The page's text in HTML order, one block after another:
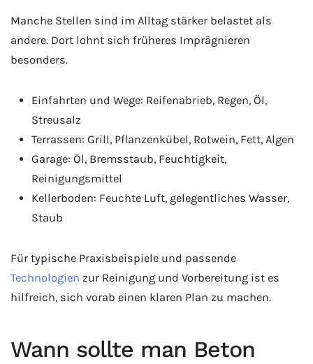
Manche Stellen sind im Alltag stärker belastet als
andere. Dort lohnt sich früheres Imprägnieren
besonders.
Einfahrten und Wege: Reifenabrieb, Regen, Öl,
Streusalz
Terrassen: Grill, Pflanzenkübel, Rotwein, Fett, Algen
Garage: Öl, Bremsstaub, Feuchtigkeit,
Reinigungsmittel
Kellerboden: Feuchte Luft, gelegentliches Wasser,
Staub
Für typische Praxisbeispiele und passende
Technologien zur Reinigung und Vorbereitung ist es
hilfreich, sich vorab einen klaren Plan zu machen.
Wann sollte man Beton